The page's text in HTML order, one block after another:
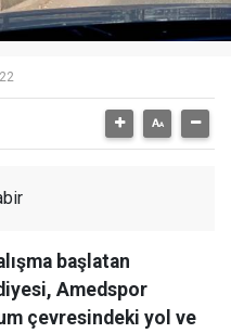
başlatan
Amedspor
çevresindeki yol ve